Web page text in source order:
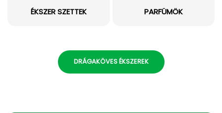
ÉKSZER SZETTEK PARFÜMÖK
DRÁGAKÖVES ÉKSZEREK